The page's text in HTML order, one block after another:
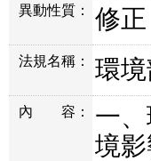
異動性質： 修正
法規名稱： 環
內 容：
一
境